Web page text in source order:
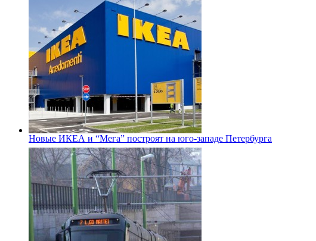
Новые ИКЕА и “Мега” построят на юго-западе Петербурга